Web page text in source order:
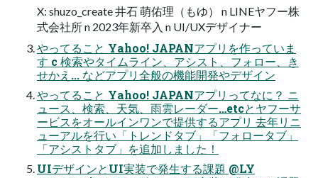
X: shuzo_create 井石 萌佑理（もゆ） n LINEヤフー株
式会社所 n 2023年新卒入 n UI/UXデザイナー
やってること Yahoo! JAPANアプリを作っていま
す c 検索やタイムライン、アシスト、フォロー、き
せかえ... などアプリ全般の機能開発やデザイン
やってること Yahoo! JAPANアプリってなに？ ニ
ュース、検索、天気、雨雲レーダー…etcとヤフーサ
ービスをオールインワンで提供するアプリ 去年リニ
ューアルを行い「トレンドタブ」「フォロータブ」
「アシストタブ」を追加しました！
UIデザインとUI実装で発生する課題 @LY